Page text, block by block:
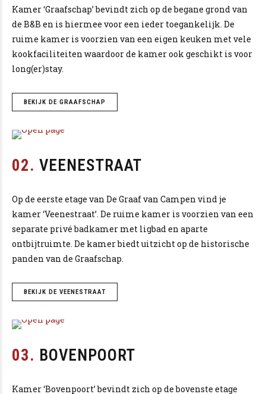
Kamer ‘Graafschap’ bevindt zich op de begane grond van
de B&B en is hiermee voor een ieder toegankelijk. De
ruime kamer is voorzien van een eigen keuken met vele
kookfaciliteiten waardoor de kamer ook geschikt is voor
long(er)stay.
BEKIJK DE GRAAFSCHAP
02. VEENESTRAAT
Op de eerste etage van De Graaf van Campen vind je
kamer ‘Veenestraat’. De ruime kamer is voorzien van een
separate privé badkamer met ligbad en aparte
ontbijtruimte. De kamer biedt uitzicht op de historische
panden van de Graafschap.
BEKIJK DE VEENESTRAAT
03. BOVENPOORT
Kamer ‘Bovenpoort’ bevindt zich op de bovenste etage